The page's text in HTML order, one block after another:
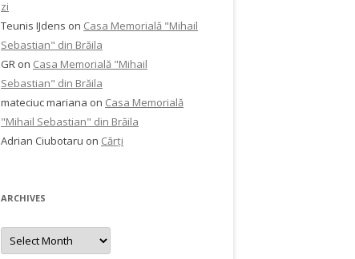
zi
Teunis IJdens on Casa Memorială "Mihail
Sebastian" din Brăila
GR on Casa Memorială "Mihail
Sebastian" din Brăila
mateciuc mariana on Casa Memorială
"Mihail Sebastian" din Brăila
Adrian Ciubotaru on Cărți
ARCHIVES
Archives